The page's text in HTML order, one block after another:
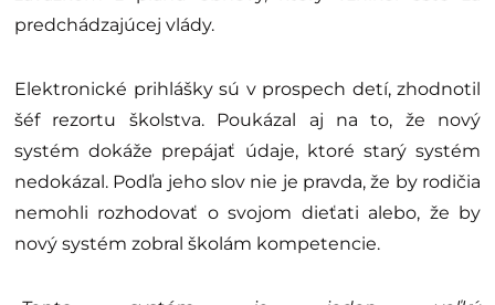
predchádzajúcej vlády.
Elektronické prihlášky sú v prospech detí, zhodnotil
šéf rezortu školstva. Poukázal aj na to, že nový
systém dokáže prepájať údaje, ktoré starý systém
nedokázal. Podľa jeho slov nie je pravda, že by rodičia
nemohli rozhodovať o svojom dieťati alebo, že by
nový systém zobral školám kompetencie.